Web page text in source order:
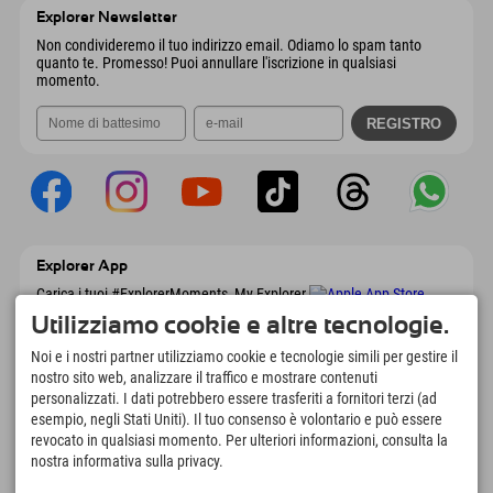
Explorer Newsletter
Non condivideremo il tuo indirizzo email. Odiamo lo spam tanto
quanto te. Promesso! Puoi annullare l'iscrizione in qualsiasi
momento.
Explorer App
Carica i tuoi #ExplorerMoments, My Explorer
To Go con panoramica delle prenotazioni,
lista dei desideri, panoramica dei ristoranti e
molto altro. Scaricalo subito!
È tempo di momenti da esploratore
166
Laghi di montagna e piscine
4.634km
Utilizziamo cookie e altre tecnologie.
Noi e i nostri partner utilizziamo cookie e tecnologie simili per gestire il
nostro sito web, analizzare il traffico e mostrare contenuti
personalizzati. I dati potrebbero essere trasferiti a fornitori terzi (ad
esempio, negli Stati Uniti). Il tuo consenso è volontario e può essere
revocato in qualsiasi momento. Per ulteriori informazioni, consulta la
nostra informativa sulla privacy.